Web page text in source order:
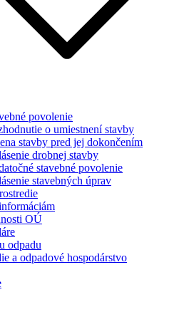
povolenie
o umiestnení stavby
stavby pred jej dokončením
drobnej stavby
stavebné povolenie
stavebných úprav
OÚ
odpadu
a odpadové hospodárstvo